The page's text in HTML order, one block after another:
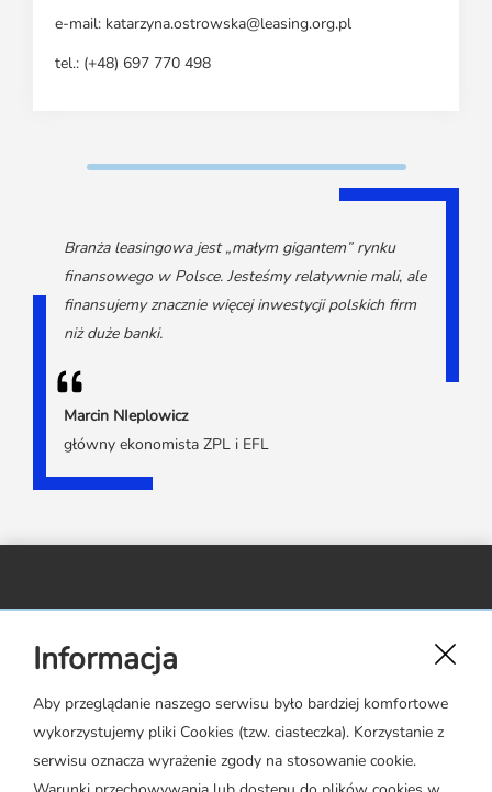
Informacja
Aby przeglądanie naszego serwisu było bardziej komfortowe
wykorzystujemy pliki Cookies (tzw. ciasteczka). Korzystanie z
serwisu oznacza wyrażenie zgody na stosowanie cookie.
e-mail: katarzyna.ostrowska@leasing.org.pl
tel.: (+48) 697 770 498
Branża leasingowa jest „małym gigantem” rynku
finansowego w Polsce. Jesteśmy relatywnie mali, ale
finansujemy znacznie więcej inwestycji polskich firm
niż duże banki.
Marcin NIeplowicz
główny ekonomista ZPL i EFL
ul. Rejtana 17 lok. 22,
02-516 Warszawa
zpl@leasing.org.pl